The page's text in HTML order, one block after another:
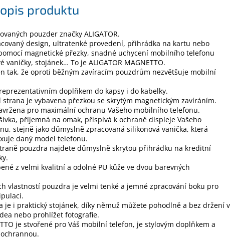
produktu
pouzder značky ALIGATOR.
design, ultratenké provedení, přihrádka na kartu nebo
magnetické přezky, snadné uchycení mobilního telefonu
vaničky, stojánek… To je ALIGATOR MAGNETTO.
tak, že oproti běžným zavíracím pouzdrům nezvětšuje mobilní
doplňkem do kapsy i do kabelky.
strana je vybavena přezkou se skrytým magnetickým zavíráním.
pro maximální ochranu Vašeho mobilního telefonu.
příjemná na omak, přispívá k ochraně displeje Vašeho
stejně jako důmyslně zpracovaná silikonová vanička, která
daný model telefonu.
pouzdra najdete důmyslně skrytou přihrádku na kreditní
z velmi kvalitní a odolné PU kůže ve dvou barevných
vlastností pouzdra je velmi tenké a jemné zpracování boku pro
je i praktický stojánek, díky němuž můžete pohodlně a bez držení v
nebo prohlížet fotografie.
je stvořené pro Váš mobilní telefon, je stylovým doplňkem a